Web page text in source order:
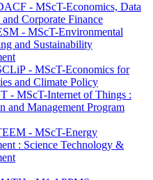
- MScT-Economics, Data
Corporate Finance
- MScT-Environmental
and Sustainability
- MScT-Economics for
and Climate Policy
- MScT-Internet of Things :
and Management Program
- MScT-Energy
: Science Technology &